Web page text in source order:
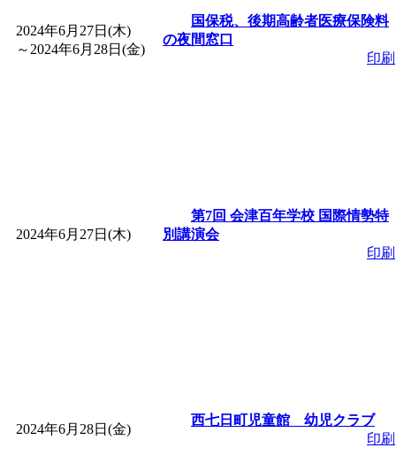
2024年6月27日(木)
～ 2024年6月28日(金)
国保税、後期高齢者医療保険料
の夜間窓口
印刷
2024年6月27日(木)
第7回 会津百年学校 国際情勢特
別講演会
印刷
2024年6月28日(金)
西七日町児童館 幼児クラブ
印刷